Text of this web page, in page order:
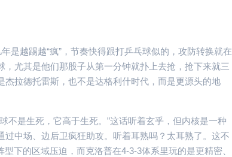
是越踢越“疯”，节奏快得跟打乒乓球似的，攻防转换就在
尤其是他们那股子从第一分钟就扑上去抢，抢下来就三
拉德托雷斯，也不是达格利什时代，而是更源头的地
不是生死，它高于生死。”这话听着玄乎，但内核是一种
中场、边后卫疯狂助攻。听着耳熟吗？太耳熟了。这不
下的区域压迫，而克洛普在4-3-3体系里玩的是更精密、